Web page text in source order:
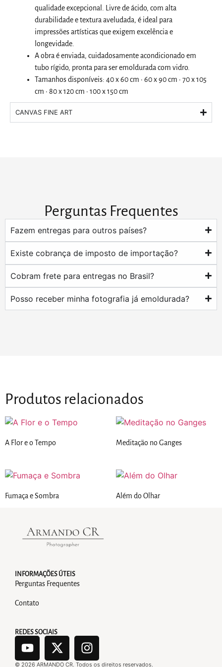
qualidade excepcional. Livre de ácido, com alta
durabilidade e textura aveludada, é ideal para
impressões artísticas que exigem excelência e
longevidade.
A obra é enviada, cuidadosamente acondicionado em
tubo rígido, pronta para ser emoldurada com vidro.
Tamanhos disponíveis: 40 x 60 cm · 60 x 90 cm · 70 x 105
cm · 80 x 120 cm · 100 x 150 cm
CANVAS FINE ART
Perguntas Frequentes
Fazem entregas para outros países?
Existe cobrança de imposto de importação?
Cobram frete para entregas no Brasil?
Posso receber minha fotografia já emoldurada?
Produtos relacionados
A Flor e o Tempo Meditação no Ganges
Fumaça e Sombra Além do Olhar
INFORMAÇÕES ÚTEIS
Perguntas Frequentes
Contato
REDES SOCIAIS
© 2026 ARMANDO CR. Todos os direitos reservados.